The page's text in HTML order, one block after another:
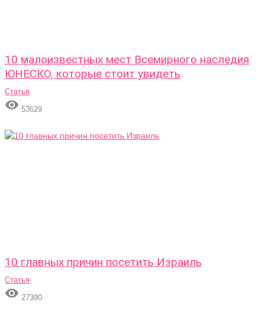
10 малоизвестных мест Всемирного наследия
ЮНЕСКО, которые стоит увидеть
Статья
 53629
10 главных причин посетить Израиль
Статья
 27390